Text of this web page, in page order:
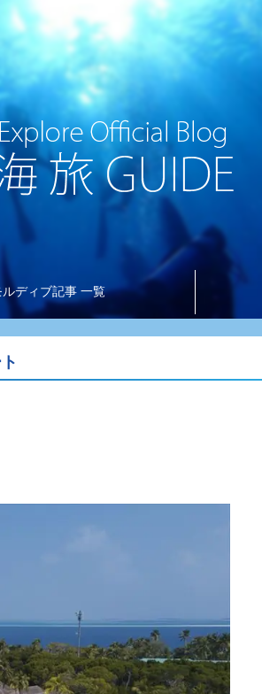
ルディブ記事 一覧